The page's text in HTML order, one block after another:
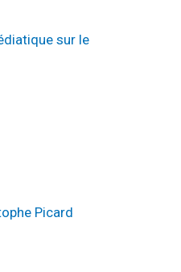
sur le
Picard